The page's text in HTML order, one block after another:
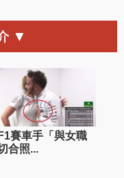
▼
賽車手「與女職
合照...